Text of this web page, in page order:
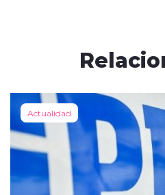
Actualidad